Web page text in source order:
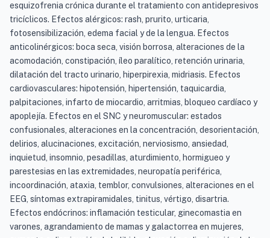
esquizofrenia crónica durante el tratamiento con antidepresivos
tricíclicos. Efectos alérgicos: rash, prurito, urticaria,
fotosensibilización, edema facial y de la lengua. Efectos
anticolinérgicos: boca seca, visión borrosa, alteraciones de la
acomodación, constipación, íleo paralítico, retención urinaria,
dilatación del tracto urinario, hiperpirexia, midriasis. Efectos
cardiovasculares: hipotensión, hipertensión, taquicardia,
palpitaciones, infarto de miocardio, arritmias, bloqueo cardíaco y
apoplejía. Efectos en el SNC y neuromuscular: estados
confusionales, alteraciones en la concentración, desorientación,
delirios, alucinaciones, excitación, nerviosismo, ansiedad,
inquietud, insomnio, pesadillas, aturdimiento, hormigueo y
parestesias en las extremidades, neuropatía periférica,
incoordinación, ataxia, temblor, convulsiones, alteraciones en el
EEG, síntomas extrapiramidales, tinitus, vértigo, disartria.
Efectos endócrinos: inflamación testicular, ginecomastia en
varones, agrandamiento de mamas y galactorrea en mujeres,